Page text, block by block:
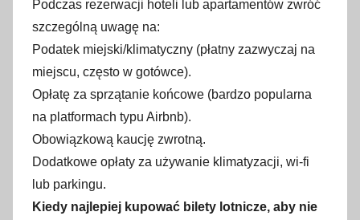
Podczas rezerwacji hoteli lub apartamentów zwróć
szczególną uwagę na:
Podatek miejski/klimatyczny (płatny zazwyczaj na
miejscu, często w gotówce).
Opłatę za sprzątanie końcowe (bardzo popularna
na platformach typu Airbnb).
Obowiązkową kaucję zwrotną.
Dodatkowe opłaty za używanie klimatyzacji, wi-fi
lub parkingu.
Kiedy najlepiej kupować bilety lotnicze, aby nie